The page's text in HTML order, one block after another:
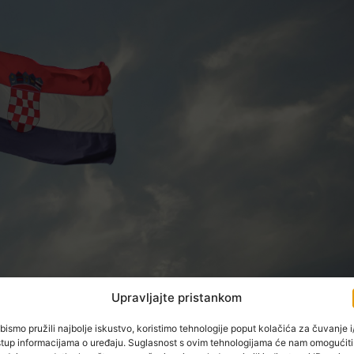
Upravljajte pristankom
pružili najbolje iskustvo, koristimo tehnologije poput kolačića za čuvanje
informacijama o uređaju. Suglasnost s ovim tehnologijama će nam
obilježit će Dan pobjede i domovinske
tijekom cijelog dana, a cilj je odati počast svima koji